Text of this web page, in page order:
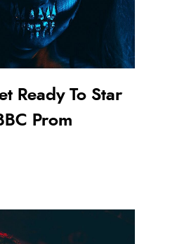
Ready To Star
Prom